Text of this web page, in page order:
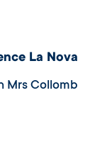
La Nova
Mrs Collomb